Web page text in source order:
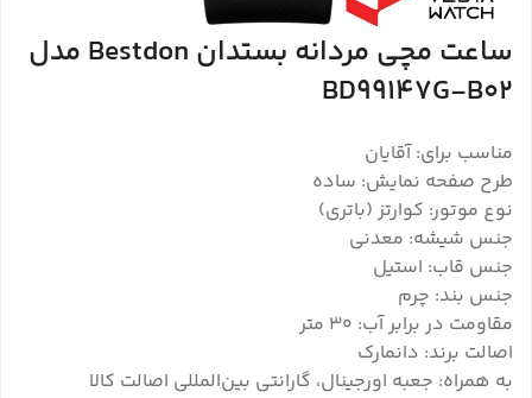
ساعت مچی مردانه بستدان Bestdon مدل
BD99147G-B02
مناسب برای: آقایان
طرح صفحه نمایش: ساده
نوع موتور: کوارتز (باتری)
جنس شیشه: معدنی
جنس قاب: استیل
جنس بند: چرم
مقاومت در برابر آب: 30 متر
اصالت برند: دانمارک
به همراه: جعبه اورجینال، گارانتی بین‌المللی اصالت کالا